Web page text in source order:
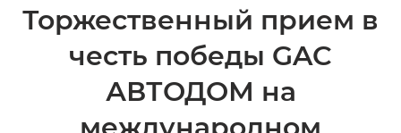
Торжественный прием в
честь победы GAC
АВТОДОМ на
международном